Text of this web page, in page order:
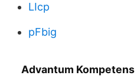
LIcp
pFbig
‎Advantum